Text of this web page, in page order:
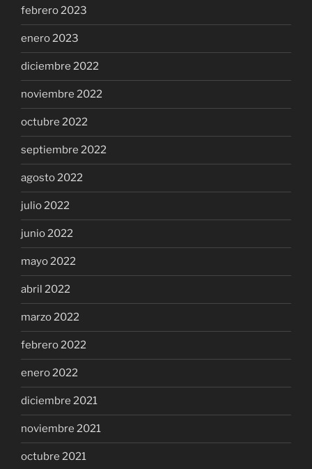
febrero 2023
enero 2023
diciembre 2022
noviembre 2022
octubre 2022
septiembre 2022
agosto 2022
julio 2022
junio 2022
mayo 2022
abril 2022
marzo 2022
febrero 2022
enero 2022
diciembre 2021
noviembre 2021
octubre 2021